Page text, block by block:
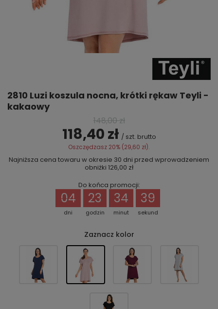
2810 Luzi koszula nocna, krótki rękaw Teyli -
kakaowy
148,00 zł
118,40 zł / szt. brutto
Oszczędzasz 20% (29,60 zł).
Najniższa cena towaru w okresie 30 dni przed wprowadzeniem
obniżki 126,00 zł
Do końca promocji:
dni
04
godzin
23
minut
34
sekund
39
Zaznacz kolor